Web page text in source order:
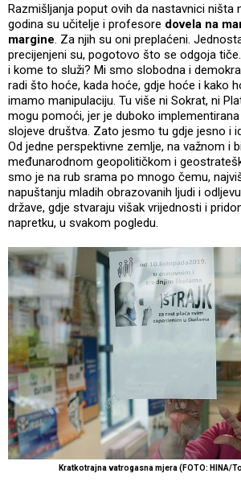
Razmišljanja poput ovih da nastavnici ništa
godina su učitelje i profesore dovela na
margine. Za njih su oni preplaćeni.
precijenjeni su, pogotovo što se odgoja
i kome to služi? Mi smo slobodna i
radi što hoće, kada hoće, gdje hoće i kako
imamo manipulaciju. Tu više ni Sokrat, ni
mogu pomoći, jer je duboko
slojeve društva. Zato jesmo tu gdje jesno i
Od jedne perspektivne zemlje, na važnom i
međunarodnom geopolitičkom i
smo je na rub srama po mnogo čemu,
napuštanju mladih obrazovanih ljudi i
države, gdje stvaraju višak vrijednosti i
napretku, u svakom pogledu.
Kratkotrajna vatrogasna mjera (FOTO: HINA/